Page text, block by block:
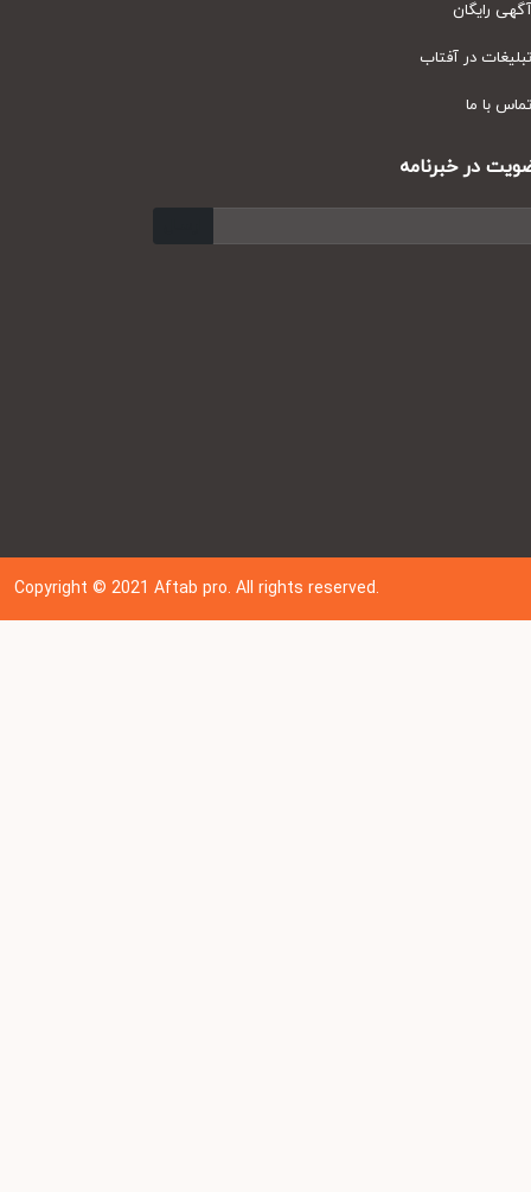
رایگان
در آفتاب
با ما
در خبرنامه
Copyright © 202 1Aftab pro. All rights reserved.